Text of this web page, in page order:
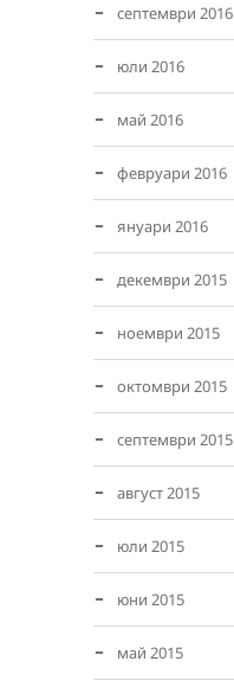
септември 2016
юли 2016
май 2016
февруари 2016
януари 2016
декември 2015
ноември 2015
октомври 2015
септември 2015
август 2015
юли 2015
юни 2015
май 2015